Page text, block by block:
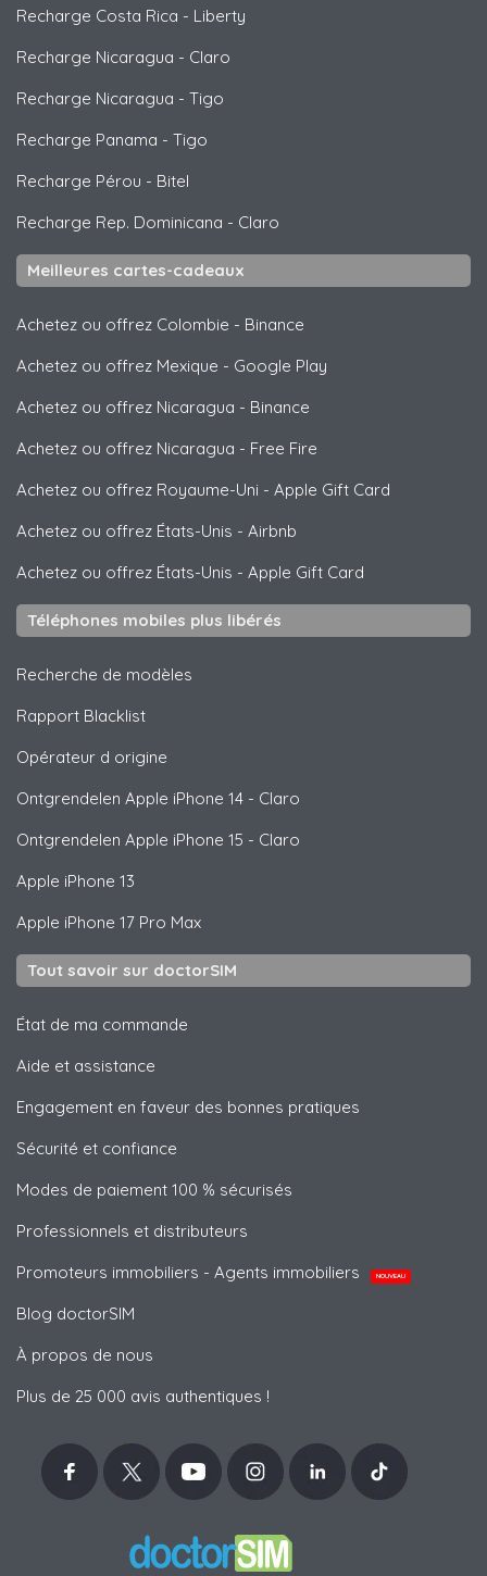
Recharge Costa Rica - Liberty
Recharge Nicaragua - Claro
Recharge Nicaragua - Tigo
Recharge Panama - Tigo
Recharge Pérou - Bitel
Recharge Rep. Dominicana - Claro
Meilleures cartes-cadeaux
Achetez ou offrez Colombie - Binance
Achetez ou offrez Mexique - Google Play
Achetez ou offrez Nicaragua - Binance
Achetez ou offrez Nicaragua - Free Fire
Achetez ou offrez Royaume-Uni - Apple Gift Card
Achetez ou offrez États-Unis - Airbnb
Achetez ou offrez États-Unis - Apple Gift Card
Téléphones mobiles plus libérés
Recherche de modèles
Rapport Blacklist
Opérateur d origine
Ontgrendelen Apple iPhone 14 - Claro
Ontgrendelen Apple iPhone 15 - Claro
Apple iPhone 13
Apple iPhone 17 Pro Max
Tout savoir sur doctorSIM
État de ma commande
Aide et assistance
Engagement en faveur des bonnes pratiques
Sécurité et confiance
Modes de paiement 100 % sécurisés
Professionnels et distributeurs
Promoteurs immobiliers - Agents immobiliers
NOUVEAU
Blog doctorSIM
À propos de nous
Plus de 25 000 avis authentiques !